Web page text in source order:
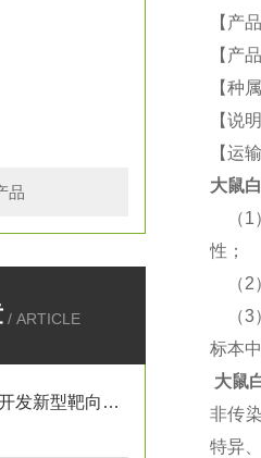
品
/ ARTICLE
绘制癌症社交网络或为开发新型靶向疗法提供思路
【产
【产
【种
【说
【运
大鼠
（1
性；
（2
（3
标本
大鼠
非传
特异